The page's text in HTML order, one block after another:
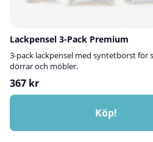
Lackpensel 3-Pack Premium
3-pack lackpensel med syntetborst för
dörrar och möbler.
367 kr
Köp!